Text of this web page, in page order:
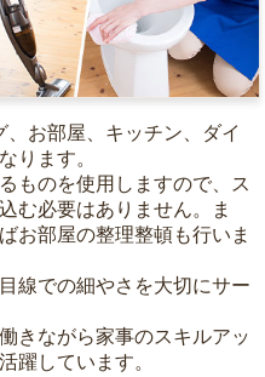
お部屋、キッチン、ダイ
ります。
ものを使用しますので、ス
む必要はありません。ま
お部屋の整理整頓も行いま
線での細やさを大切にサー
きながら家事のスキルアッ
躍しています。